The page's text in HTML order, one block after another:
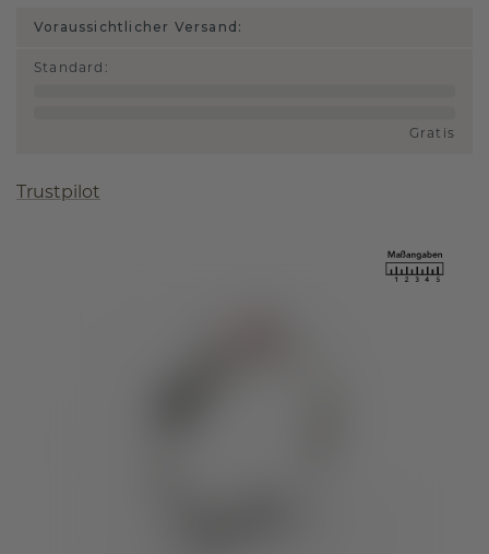
Voraussichtlicher Versand:
Standard :
Gratis
Trustpilot